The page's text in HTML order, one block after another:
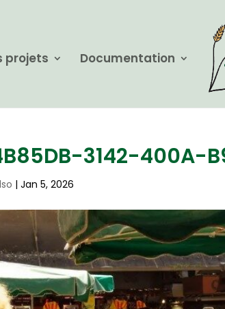
projets Documentation
3142-400A-
|Jan 5, 2026